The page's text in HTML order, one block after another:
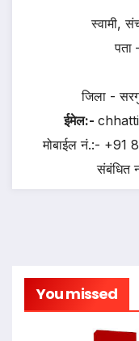
स्वामी,
पता
जिला -
ईमेल:-
मोबाईल नं.:- +91
संबंधित
You missed